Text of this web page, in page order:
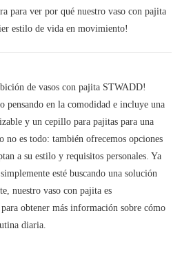
para ver por qué nuestro vaso con pajita
estilo de vida en movimiento!
de vasos con pajita STWADD!
pensando en la comodidad e incluye una
y un cepillo para pajitas para una
no es todo: también ofrecemos opciones
a su estilo y requisitos personales. Ya
esté buscando una solución
nuestro vaso con pajita es
obtener más información sobre cómo
diaria.